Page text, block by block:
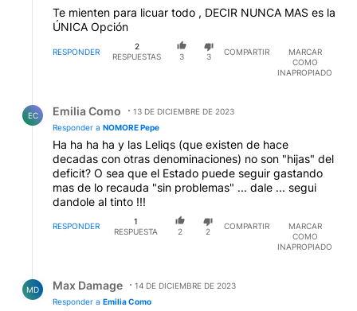
Te mienten para licuar todo , DECIR NUNCA MAS es la
ÚNICA Opción
RESPONDER
2
RESPUESTAS
3 3
COMPARTIR
MARCAR
COMO
INAPROPIADO
EC Emilia Como
13 DE DICIEMBRE DE 2023
Responder a NOMORE Pepe
Ha ha ha ha y las Leliqs (que existen de hace
decadas con otras denominaciones) no son "hijas" del
deficit? O sea que el Estado puede seguir gastando
mas de lo recauda "sin problemas" ... dale ... segui
dandole al tinto !!!
RESPONDER
1
RESPUESTA
2 2
COMPARTIR
MARCAR
COMO
INAPROPIADO
MD Max Damage
14 DE DICIEMBRE DE 2023
Responder a Emilia Como